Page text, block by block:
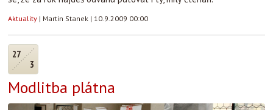
Aktuality | Martin Stanek | 10.9.2009 00:00
27
3
Modlitba plátna